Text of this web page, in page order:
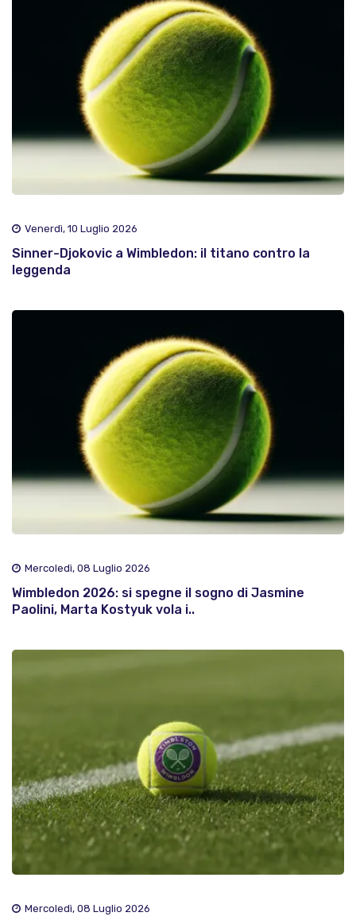
Venerdì, 10 Luglio 2026
Sinner-Djokovic a Wimbledon: il titano contro la
leggenda
Mercoledì, 08 Luglio 2026
Wimbledon 2026: si spegne il sogno di Jasmine
Paolini, Marta Kostyuk vola i..
Mercoledì, 08 Luglio 2026